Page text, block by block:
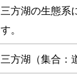
三方湖の生態系
す。
三方湖（集合：